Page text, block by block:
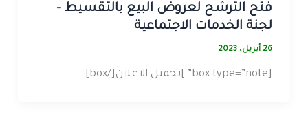
فتح الترشح لعروض البيع بالتقسيط –
لجنة الخدمات الاجتماعية
26 أبريل، 2023
[box type=”note” ]تحميل الاعلان[/box]